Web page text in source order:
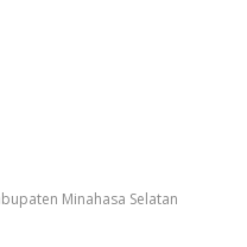
Minahasa Selatan